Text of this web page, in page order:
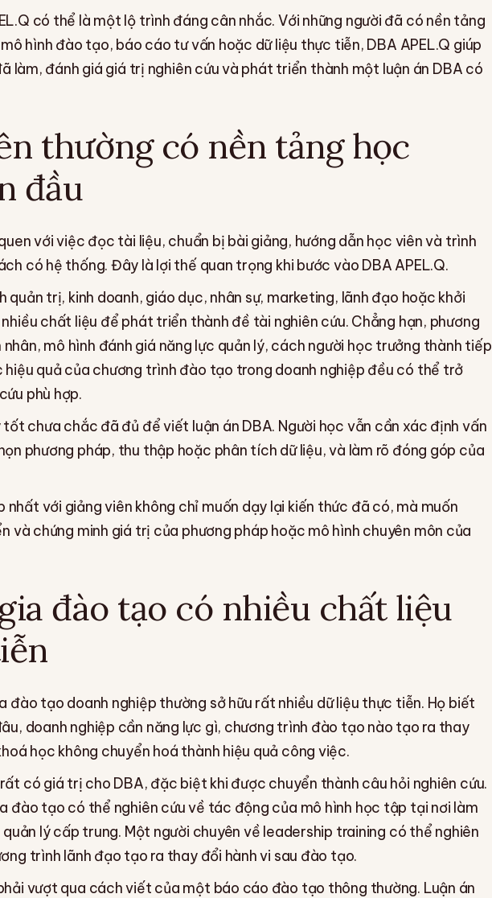
có thể là một lộ trình đáng cân nhắc. Với những người đã có nền tảng
hình đào tạo, báo cáo tư vấn hoặc dữ liệu thực tiễn, DBA APEL.Q giúp
làm, đánh giá giá trị nghiên cứu và phát triển thành một luận án DBA có
thường có nền tảng học
đầu
với việc đọc tài liệu, chuẩn bị bài giảng, hướng dẫn học viên và trình
có hệ thống. Đây là lợi thế quan trọng khi bước vào DBA APEL.Q.
quản trị, kinh doanh, giáo dục, nhân sự, marketing, lãnh đạo hoặc khởi
chất liệu để phát triển thành đề tài nghiên cứu. Chẳng hạn, phương
mô hình đánh giá năng lực quản lý, cách người học trưởng thành tiếp
hiệu quả của chương trình đào tạo trong doanh nghiệp đều có thể trở
phù hợp.
tốt chưa chắc đã đủ để viết luận án DBA. Người học vẫn cần xác định vấn
phương pháp, thu thập hoặc phân tích dữ liệu, và làm rõ đóng góp của
nhất với giảng viên không chỉ muốn dạy lại kiến thức đã có, mà muốn
và chứng minh giá trị của phương pháp hoặc mô hình chuyên môn của
đào tạo có nhiều chất liệu
đào tạo doanh nghiệp thường sở hữu rất nhiều dữ liệu thực tiễn. Họ biết
doanh nghiệp cần năng lực gì, chương trình đào tạo nào tạo ra thay
học không chuyển hoá thành hiệu quả công việc.
có giá trị cho DBA, đặc biệt khi được chuyển thành câu hỏi nghiên cứu.
đào tạo có thể nghiên cứu về tác động của mô hình học tập tại nơi làm
lý cấp trung. Một người chuyên về leadership training có thể nghiên
trình lãnh đạo tạo ra thay đổi hành vi sau đào tạo.
vượt qua cách viết của một báo cáo đào tạo thông thường. Luận án